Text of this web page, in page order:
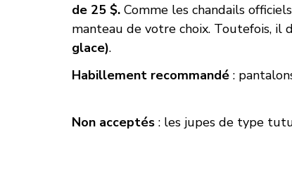
de 25 $. Comme les chandails
manteau de votre choix. Toutefois, il
glace).
Habillement recommandé :
Non acceptés : les jupes de type